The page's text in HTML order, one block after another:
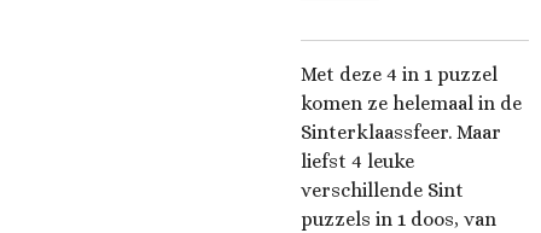
Met deze 4 in 1 puzzel
komen ze helemaal in de
Sinterklaassfeer. Maar
liefst 4 leuke
verschillende Sint
puzzels in 1 doos, van